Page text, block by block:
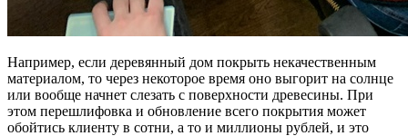
Например, если деревянный дом покрыть некачественным
материалом, то через некоторое время оно выгорит на солнце
или вообще начнет слезать с поверхности древесины. При
этом перешлифовка и обновление всего покрытия может
обойтись клиенту в сотни, а то и миллионы рублей, и это